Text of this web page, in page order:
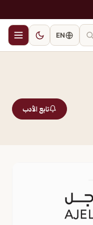
EN
تابع الأدب